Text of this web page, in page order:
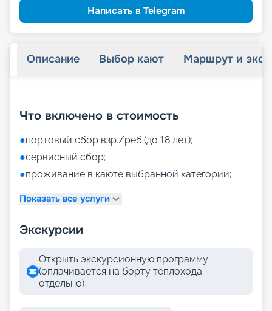
Написать в Telegram
Описание Выбор кают Маршрут и
Что включено в стоимость
●портовый сбор взр./реб.(до 18 лет);
●сервисный сбор;
●проживание в каюте выбранной категории;
Показать все услуги
Экскурсии
Открыть экскурсионную программу
(оплачивается на борту теплохода
отдельно)